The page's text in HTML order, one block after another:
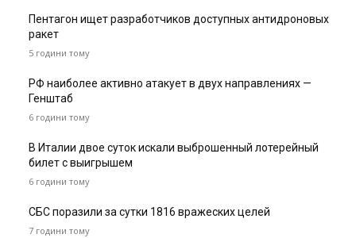
Пентагон ищет разработчиков доступных антидроновых
ракет
5 години тому
РФ наиболее активно атакует в двух направлениях —
Генштаб
6 години тому
В Италии двое суток искали выброшенный лотерейный
билет с выигрышем
6 години тому
СБС поразили за сутки 1816 вражеских целей
7 години тому